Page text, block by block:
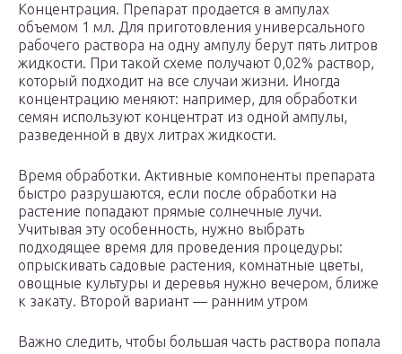
Концентрация. Препарат продается в ампулах
объемом 1 мл. Для приготовления универсального
рабочего раствора на одну ампулу берут пять литров
жидкости. При такой схеме получают 0,02% раствор,
который подходит на все случаи жизни. Иногда
концентрацию меняют: например, для обработки
семян используют концентрат из одной ампулы,
разведенной в двух литрах жидкости.
Время обработки. Активные компоненты препарата
быстро разрушаются, если после обработки на
растение попадают прямые солнечные лучи.
Учитывая эту особенность, нужно выбрать
подходящее время для проведения процедуры:
опрыскивать садовые растения, комнатные цветы,
овощные культуры и деревья нужно вечером, ближе
к закату. Второй вариант — ранним утром
Важно следить, чтобы большая часть раствора попала